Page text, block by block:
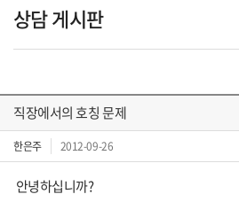
상담 게시판
직장에서의 호칭 문제
한은주 2012-09-26
안녕하십니까?